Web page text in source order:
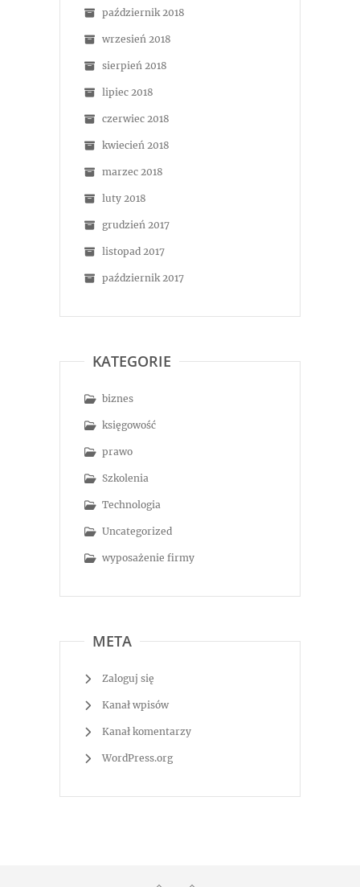
październik 2018
wrzesień 2018
sierpień 2018
lipiec 2018
czerwiec 2018
kwiecień 2018
marzec 2018
luty 2018
grudzień 2017
listopad 2017
październik 2017
KATEGORIE
biznes
księgowość
prawo
Szkolenia
Technologia
Uncategorized
wyposażenie firmy
META
Zaloguj się
Kanał wpisów
Kanał komentarzy
WordPress.org